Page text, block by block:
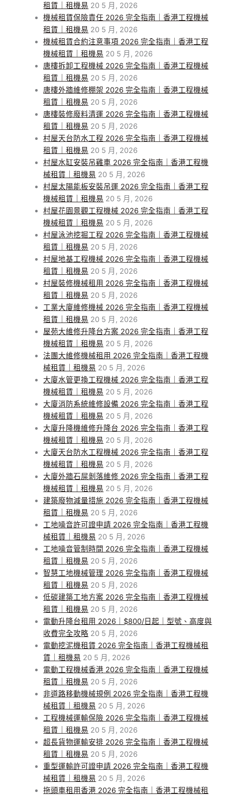
租賃｜租機易 20 5 月, 2026
機械租賃保險責任 2026 完全指南｜香港工程機械
租賃｜租機易 20 5 月, 2026
機械租賃合約注意事項 2026 完全指南｜香港工程
機械租賃｜租機易 20 5 月, 2026
唐樓拆卸工程機械 2026 完全指南｜香港工程機械
租賃｜租機易 20 5 月, 2026
唐樓外牆維修棚架 2026 完全指南｜香港工程機械
租賃｜租機易 20 5 月, 2026
唐樓裝修廢料清運 2026 完全指南｜香港工程機械
租賃｜租機易 20 5 月, 2026
村屋天台防水工程 2026 完全指南｜香港工程機械
租賃｜租機易 20 5 月, 2026
村屋水缸安裝吊雞車 2026 完全指南｜香港工程機
械租賃｜租機易 20 5 月, 2026
村屋太陽能板安裝吊運 2026 完全指南｜香港工程
機械租賃｜租機易 20 5 月, 2026
村屋花園景觀工程機械 2026 完全指南｜香港工程
機械租賃｜租機易 20 5 月, 2026
村屋泳池挖掘工程 2026 完全指南｜香港工程機械
租賃｜租機易 20 5 月, 2026
村屋地基工程機械 2026 完全指南｜香港工程機械
租賃｜租機易 20 5 月, 2026
村屋裝修機械租用 2026 完全指南｜香港工程機械
租賃｜租機易 20 5 月, 2026
工業大廈維修機械 2026 完全指南｜香港工程機械
租賃｜租機易 20 5 月, 2026
屋苑大維修升降台方案 2026 完全指南｜香港工程
機械租賃｜租機易 20 5 月, 2026
法團大維修機械租用 2026 完全指南｜香港工程機
械租賃｜租機易 20 5 月, 2026
大廈水管更換工程機械 2026 完全指南｜香港工程
機械租賃｜租機易 20 5 月, 2026
大廈消防系統維修設備 2026 完全指南｜香港工程
機械租賃｜租機易 20 5 月, 2026
大廈升降機維修升降台 2026 完全指南｜香港工程
機械租賃｜租機易 20 5 月, 2026
大廈天台防水工程機械 2026 完全指南｜香港工程
機械租賃｜租機易 20 5 月, 2026
大廈外牆石屎剝落維修 2026 完全指南｜香港工程
機械租賃｜租機易 20 5 月, 2026
建築廢物減量措施 2026 完全指南｜香港工程機械
租賃｜租機易 20 5 月, 2026
工地噪音許可證申請 2026 完全指南｜香港工程機
械租賃｜租機易 20 5 月, 2026
工地噪音管制時間 2026 完全指南｜香港工程機械
租賃｜租機易 20 5 月, 2026
智慧工地機械管理 2026 完全指南｜香港工程機械
租賃｜租機易 20 5 月, 2026
低碳建築工地方案 2026 完全指南｜香港工程機械
租賃｜租機易 20 5 月, 2026
電動升降台租用 2026｜$800/日起｜型號、高度與
收費完全攻略 20 5 月, 2026
電動挖泥機租賃 2026 完全指南｜香港工程機械租
賃｜租機易 20 5 月, 2026
電動工程機械香港 2026 完全指南｜香港工程機械
租賃｜租機易 20 5 月, 2026
非道路移動機械規例 2026 完全指南｜香港工程機
械租賃｜租機易 20 5 月, 2026
工程機械運輸保險 2026 完全指南｜香港工程機械
租賃｜租機易 20 5 月, 2026
超長貨物運輸安排 2026 完全指南｜香港工程機械
租賃｜租機易 20 5 月, 2026
重型運輸許可證申請 2026 完全指南｜香港工程機
械租賃｜租機易 20 5 月, 2026
拖頭車租用香港 2026 完全指南｜香港工程機械租